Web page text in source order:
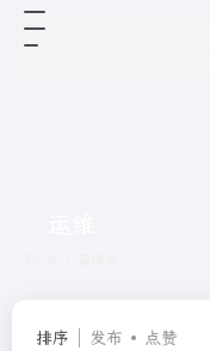
排序 发布 点赞